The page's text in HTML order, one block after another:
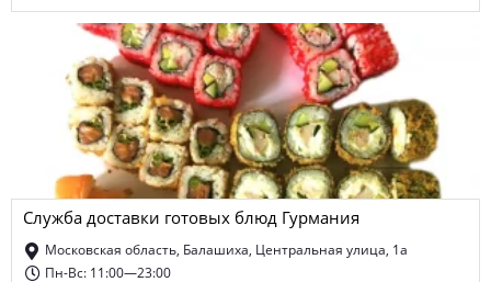
Служба доставки готовых блюд Гурмания
Московская область, Балашиха, Центральная улица, 1а
Пн-Вс: 11:00—23:00